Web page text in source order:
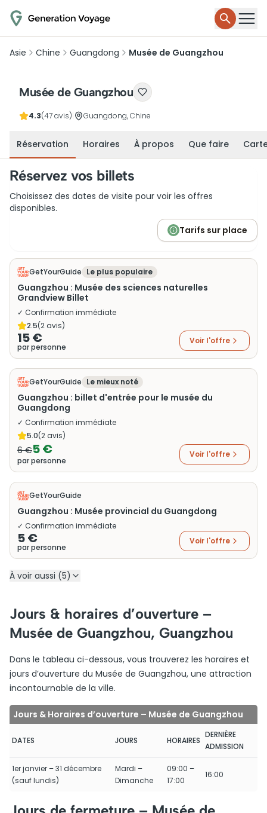
Asie Chine Guangdong Musée de Guangzhou
Musée de Guangzhou
4.3(47 avis) Guangdong, Chine
Réservation Horaires À propos Que faire
Réservez vos billets
Choisissez des dates de visite pour voir les offres
disponibles.
Tarifs sur place
GetYourGuide Le plus populaire
Guangzhou : Musée des sciences naturelles
Grandview Billet
✓ Confirmation immédiate
2.5(2avis)
15 €
par personne
Voir l'offre
GetYourGuide Le mieux noté
Guangzhou : billet d'entrée pour le musée du
Guangdong
✓ Confirmation immédiate
5.0(2avis)
6 €5 €
par personne
Voir l'offre
GetYourGuide
Guangzhou : Musée provincial du Guangdong
✓ Confirmation immédiate
5 €
par personne
Voir l'offre
À voir aussi (5)
Jours & horaires d’ouverture –
Musée de Guangzhou, Guangzhou
Dans le tableau ci-dessous, vous trouverez les horaires et
jours d’ouverture du Musée de Guangzhou, une attraction
incontournable de la ville.
Jours & Horaires d’ouverture – Musée de Guangzhou
DATES JOURS HORAIRES
DERNIÈRE
ADMISSION
1er janvier – 31 décembre
(sauf lundis)
Mardi –
Dimanche
09:00 –
17:00
16:00